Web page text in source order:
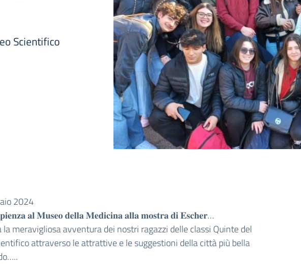
Scientifico
2024
𝐚𝐥 𝐌𝐮𝐬𝐞𝐨 𝐝𝐞𝐥𝐥𝐚 𝐌𝐞𝐝𝐢𝐜𝐢𝐧𝐚 𝐚𝐥𝐥𝐚 𝐦𝐨𝐬𝐭𝐫𝐚 𝐝𝐢 𝐄𝐬𝐜𝐡𝐞𝐫…
la meravigliosa avventura dei nostri ragazzi delle classi Quinte del
attraverso le attrattive e le suggestioni della città più bella